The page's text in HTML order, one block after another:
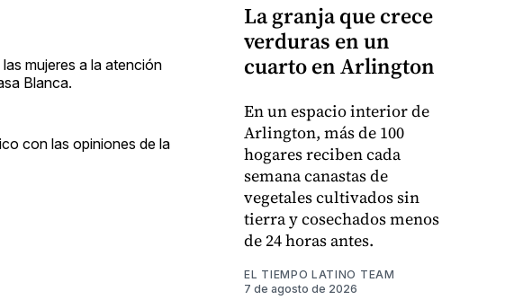
mujeres a la atención
Blanca.
con las opiniones de la
La granja que crece
verduras en un
cuarto en Arlington
En un espacio interior de
Arlington, más de 100
hogares reciben cada
semana canastas de
vegetales cultivados sin
tierra y cosechados menos
de 24 horas antes.
EL TIEMPO LATINO TEAM
7 de agosto de 2026